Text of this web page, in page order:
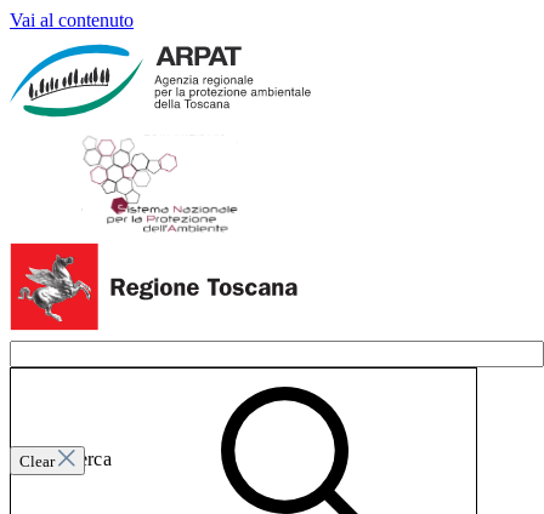
Vai al contenuto
Clear
Invia ricerca